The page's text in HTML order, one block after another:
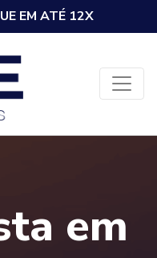
EM ATÉ 12X
em